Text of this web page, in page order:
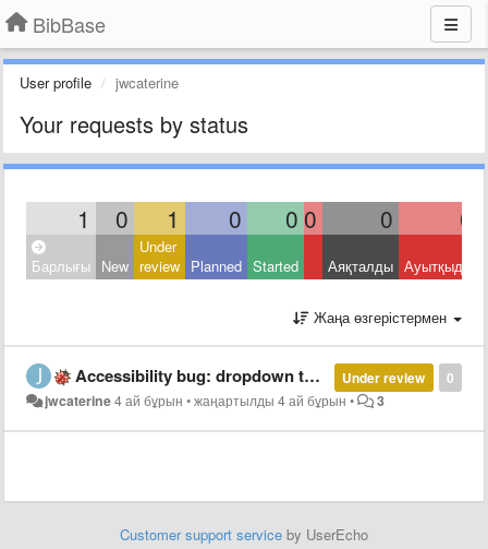
BibBase
User profile jwcaterine
Your requests by status
1 0 1 0 0 0 0 0
Барлығы New
Under
review Planned Started Аяқталды Ауытқыды
Жаңа өзгерістермен
0
Under review
Accessibility bug: dropdown toggle link missing accessible name
jwcaterine4 ай бұрын •жаңартылды4 ай бұрын • 3
Customer support service by UserEcho